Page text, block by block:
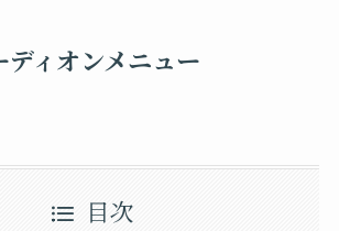
ィオンメニュー
目次